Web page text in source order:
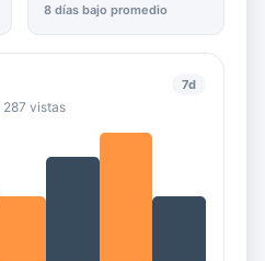
8 días bajo promedio
7d
287 vistas